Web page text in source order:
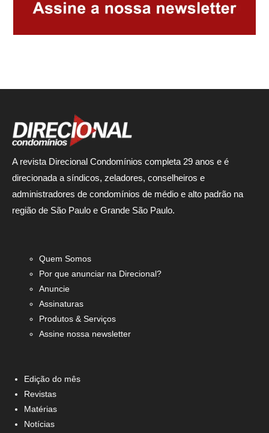
A revista Direcional Condomínios completa 29 anos e é
direcionada a síndicos, zeladores, conselheiros e
administradores de condomínios de médio e alto padrão na
região de São Paulo e Grande São Paulo.
Quem Somos
Por que anunciar na Direcional?
Anuncie
Assinaturas
Produtos & Serviços
Assine nossa newsletter
Edição do mês
Revistas
Matérias
Notícias